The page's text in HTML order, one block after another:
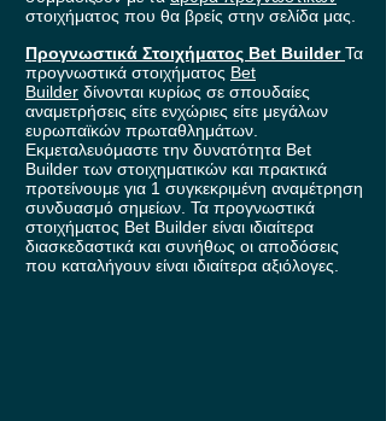
στοιχήματος που θα βρείς στην σελίδα μας.
Προγνωστικά Στοιχήματος Bet BuilderΤα
προγνωστικά στοιχήματος Bet
Builder δίνονται κυρίως σε σπουδαίες
αναμετρήσεις είτε ενχώριες είτε μεγάλων
ευρωπαϊκών πρωταθλημάτων.
Εκμεταλευόμαστε την δυνατότητα Bet
Builder των στοιχηματικών και πρακτικά
προτείνουμε για 1 συγκεκριμένη αναμέτρηση
συνδυασμό σημείων. Τα προγνωστικά
στοιχήματος Bet Builder είναι ιδιαίτερα
διασκεδαστικά και συνήθως οι αποδόσεις
που καταλήγουν είναι ιδιαίτερα αξιόλογες.